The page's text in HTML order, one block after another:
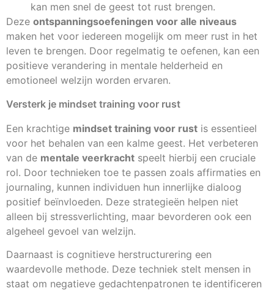
kan men snel de geest tot rust brengen.
Deze ontspanningsoefeningen voor alle niveaus
maken het voor iedereen mogelijk om meer rust in het
leven te brengen. Door regelmatig te oefenen, kan een
positieve verandering in mentale helderheid en
emotioneel welzijn worden ervaren.
Versterk je mindset training voor rust
Een krachtige mindset training voor rust is essentieel
voor het behalen van een kalme geest. Het verbeteren
van de mentale veerkracht speelt hierbij een cruciale
rol. Door technieken toe te passen zoals affirmaties en
journaling, kunnen individuen hun innerlijke dialoog
positief beïnvloeden. Deze strategieën helpen niet
alleen bij stressverlichting, maar bevorderen ook een
algeheel gevoel van welzijn.
Daarnaast is cognitieve herstructurering een
waardevolle methode. Deze techniek stelt mensen in
staat om negatieve gedachtenpatronen te identificeren